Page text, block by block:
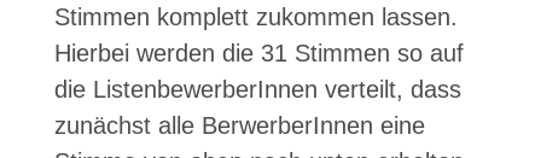
Stimmen komplett zukommen lassen.
Hierbei werden die 31 Stimmen so auf
die ListenbewerberInnen verteilt, dass
zunächst alle BerwerberInnen eine